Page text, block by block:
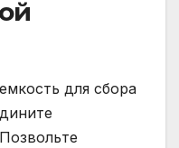
для сбора